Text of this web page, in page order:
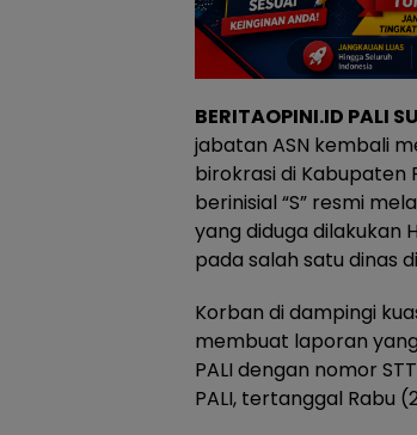
BERITAOPINI.ID PALI
jabatan ASN kembali
birokrasi di Kabupaten
berinisial “S” resmi
yang diduga dilakukan
pada salah satu dinas
Korban di dampingi
membuat laporan
PALI dengan nomor
PALI, tertanggal Rabu